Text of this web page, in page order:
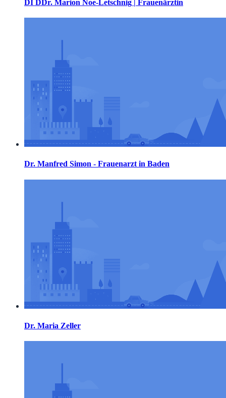
DI DDr. Marion Noe-Letschnig | Frauenärztin
Dr. Manfred Simon - Frauenarzt in Baden
Dr. Maria Zeller